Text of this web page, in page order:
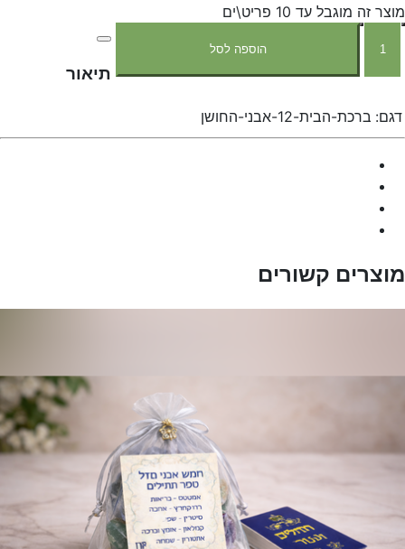
מוצר זה מוגבל עד 10 פריט\ים
הוספה לסל
תיאור
דגם: ברכת-הבית-12-אבני-החושן
מוצרים קשורים